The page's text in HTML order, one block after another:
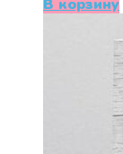
В корзину